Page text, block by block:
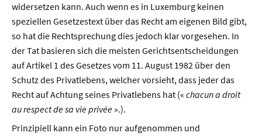
widersetzen kann. Auch wenn es in Luxemburg keinen
speziellen Gesetzestext über das Recht am eigenen Bild gibt,
so hat die Rechtsprechung dies jedoch klar vorgesehen. In
der Tat basieren sich die meisten Gerichtsentscheidungen
auf Artikel 1 des Gesetzes vom 11. August 1982 über den
Schutz des Privatlebens, welcher vorsieht, dass jeder das
Recht auf Achtung seines Privatlebens hat (« chacun a droit
au respect de sa vie privée ».).
Prinzipiell kann ein Foto nur aufgenommen und